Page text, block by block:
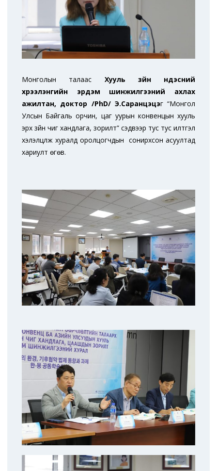
Монголын талаас Хууль зүйн үндэсний
хүрээлэнгийн эрдэм шинжилгээний ахлах
ажилтан, доктор /PhD/ Э.Саранцэцэг “Монгол
Улсын Байгаль орчин, цаг уурын конвенцын хууль
эрх зүйн чиг хандлага, зорилт” сэдвээр тус тус илтгэл
хэлэлцүүлж хуралд оролцогчдын сонирхсон асуултад
хариулт өгөв.